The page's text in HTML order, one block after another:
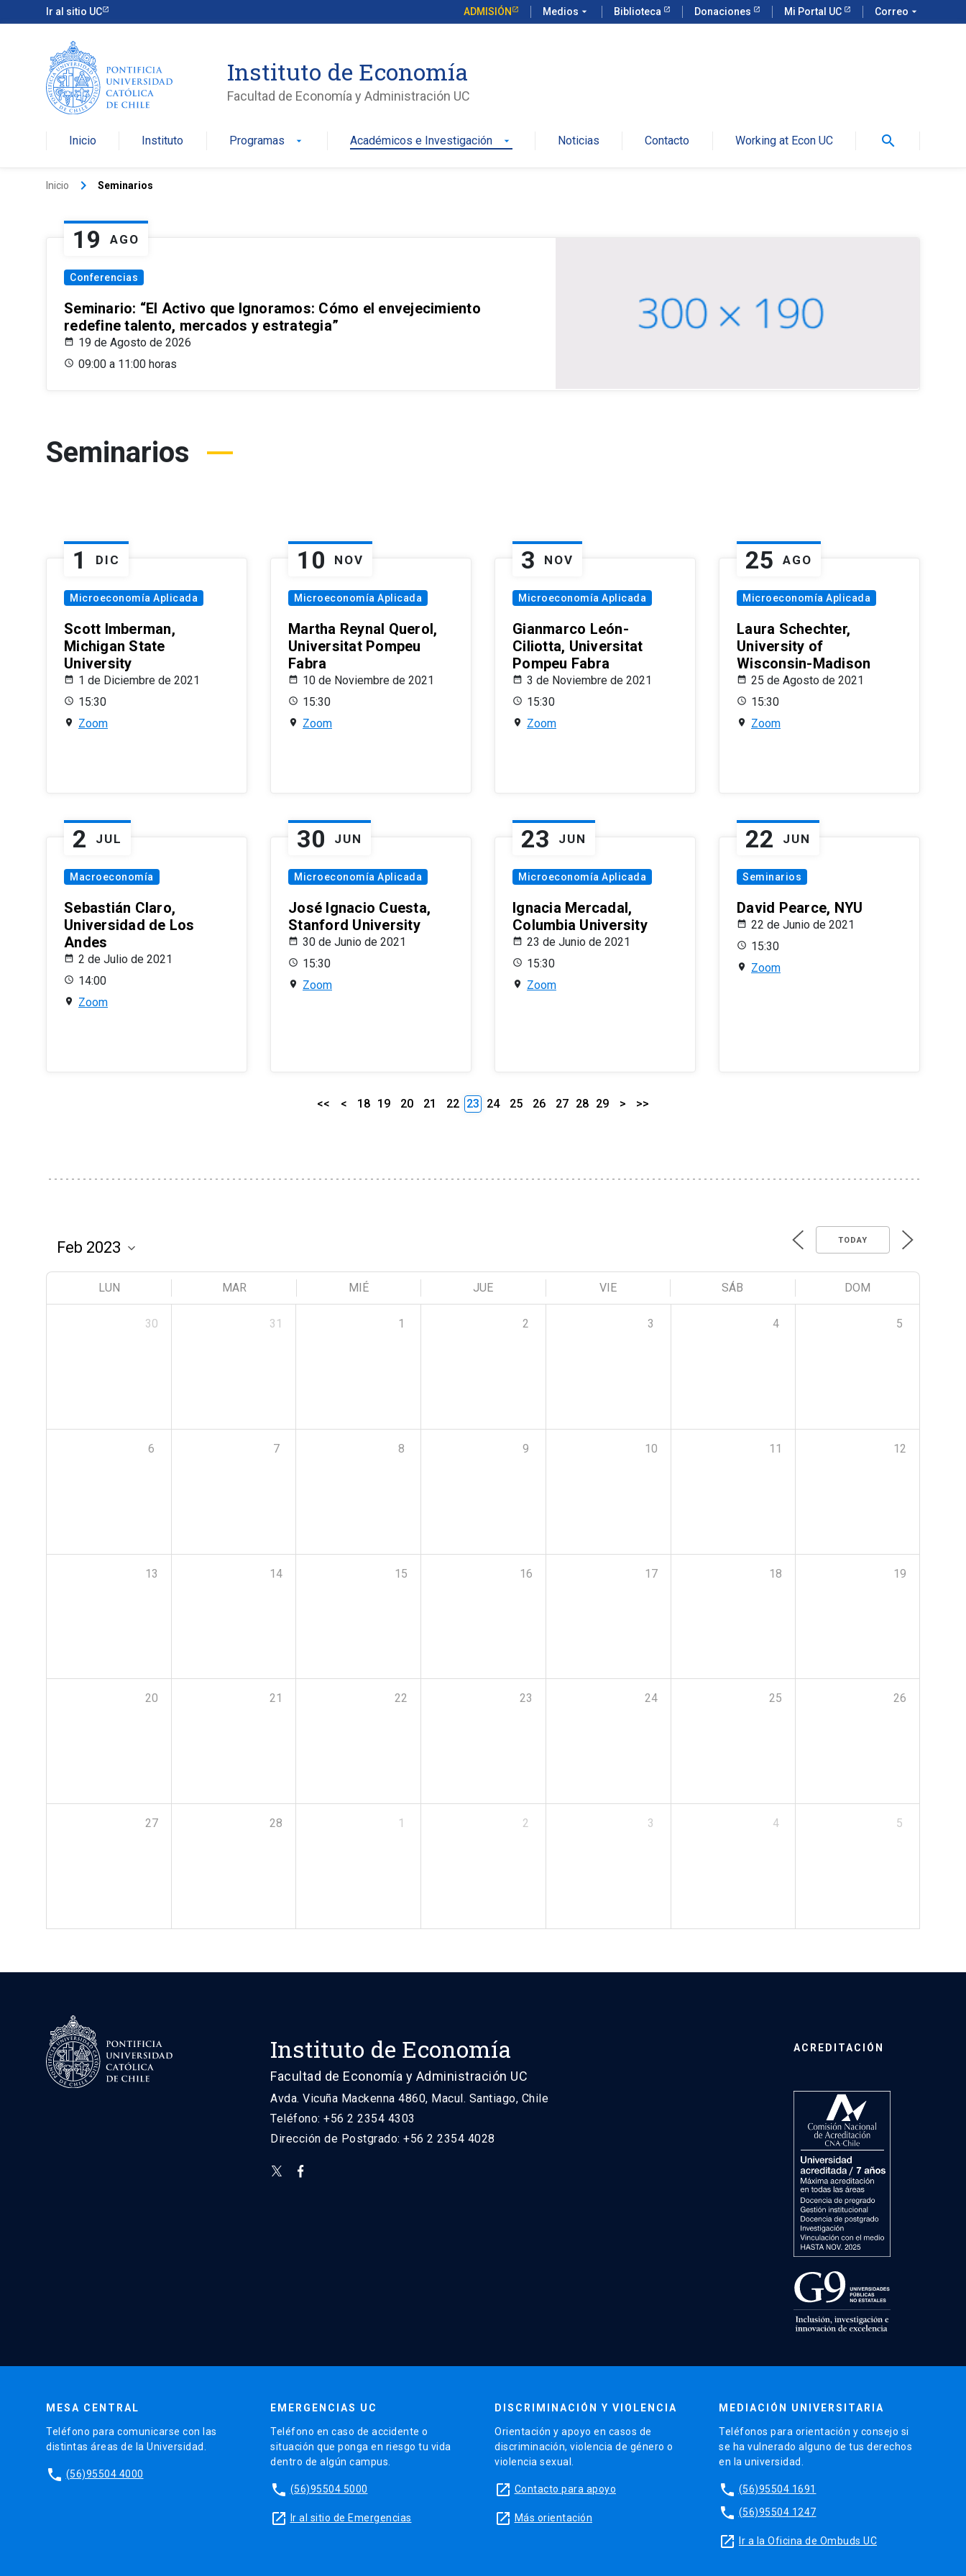
Ir al sitio UC ADMISIÓN Medios arrow_drop_down Biblioteca Donaciones Mi Portal UC Correo arrow_drop_down
Instituto de Economía
Facultad de Economía y Administración UC
Inicio Instituto Programas arrow_drop_down Académicos e Investigación arrow_drop_down Noticias Contacto Working at Econ UC search
Inicio keyboard_arrow_right Seminarios
19 AGO
Conferencias
Seminario: “El Activo que Ignoramos: Cómo el envejecimiento
redefine talento, mercados y estrategia”
19 de Agosto de 2026
09:00 a 11:00 horas
Seminarios
1 DIC
Microeconomía Aplicada
Scott Imberman,
Michigan State
University
1 de Diciembre de 2021
15:30
Zoom
10 NOV
Microeconomía Aplicada
Martha Reynal Querol,
Universitat Pompeu
Fabra
10 de Noviembre de 2021
15:30
Zoom
3 NOV
Microeconomía Aplicada
Gianmarco León-
Ciliotta, Universitat
Pompeu Fabra
3 de Noviembre de 2021
15:30
Zoom
25 AGO
Microeconomía Aplicada
Laura Schechter,
University of
Wisconsin-Madison
25 de Agosto de 2021
15:30
Zoom
2 JUL
Macroeconomía
Sebastián Claro,
Universidad de Los
Andes
2 de Julio de 2021
14:00
Zoom
30 JUN
Microeconomía Aplicada
José Ignacio Cuesta,
Stanford University
30 de Junio de 2021
15:30
Zoom
23 JUN
Microeconomía Aplicada
Ignacia Mercadal,
Columbia University
23 de Junio de 2021
15:30
Zoom
22 JUN
Seminarios
David Pearce, NYU
22 de Junio de 2021
15:30
Zoom
<< < 18 19 20 21 22 23 24 25 26 27 28 29 > >>
TODAY
LUN MAR MIÉ JUE VIE SÁB DOM
30 31 1 2 3 4 5
6 7 8 9 10 11 12
13 14 15 16 17 18 19
20 21 22 23 24 25 26
27 28 1 2 3 4 5
Instituto de Economía
Facultad de Economía y Administración UC
Avda. Vicuña Mackenna 4860, Macul. Santiago, Chile
Teléfono: +56 2 2354 4303
Dirección de Postgrado: +56 2 2354 4028
ACREDITACIÓN
MESA CENTRAL
Teléfono para comunicarse con las
distintas áreas de la Universidad.
phone (56)95504 4000
EMERGENCIAS UC
Teléfono en caso de accidente o
situación que ponga en riesgo tu vida
dentro de algún campus.
phone (56)95504 5000
launch Ir al sitio de Emergencias
DISCRIMINACIÓN Y VIOLENCIA
Orientación y apoyo en casos de
discriminación, violencia de género o
violencia sexual.
launch Contacto para apoyo
launch Más orientación
MEDIACIÓN UNIVERSITARIA
Teléfonos para orientación y consejo si
se ha vulnerado alguno de tus derechos
en la universidad.
phone (56)95504 1691
phone (56)95504 1247
launch Ir a la Oficina de Ombuds UC